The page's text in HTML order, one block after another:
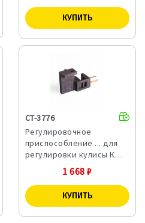
CT-3776
Регулировочное
приспособление ... для
регулировки кулисы К…
1 668₽